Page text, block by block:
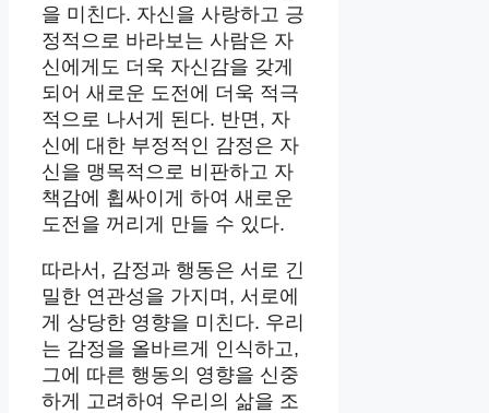
을 미친다. 자신을 사랑하고 긍
정적으로 바라보는 사람은 자
신에게도 더욱 자신감을 갖게
되어 새로운 도전에 더욱 적극
적으로 나서게 된다. 반면, 자
신에 대한 부정적인 감정은 자
신을 맹목적으로 비판하고 자
책감에 휩싸이게 하여 새로운
도전을 꺼리게 만들 수 있다.
따라서, 감정과 행동은 서로 긴
밀한 연관성을 가지며, 서로에
게 상당한 영향을 미친다. 우리
는 감정을 올바르게 인식하고,
그에 따른 행동의 영향을 신중
하게 고려하여 우리의 삶을 조